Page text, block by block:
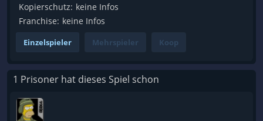
Kopierschutz: keine Infos
Franchise: keine Infos
Einzelspieler Mehrspieler Koop
1 Prisoner hat dieses Spiel schon